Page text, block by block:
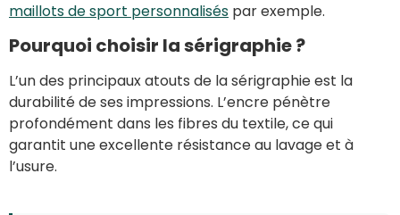
maillots de sport personnalisés par exemple.
Pourquoi choisir la sérigraphie ?
L’un des principaux atouts de la sérigraphie est la
durabilité de ses impressions. L’encre pénètre
profondément dans les fibres du textile, ce qui
garantit une excellente résistance au lavage et à
l’usure.